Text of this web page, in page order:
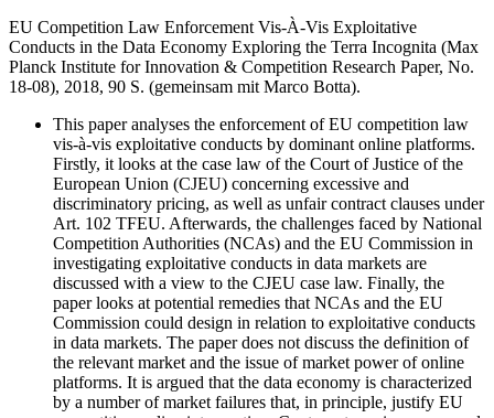
EU Competition Law Enforcement Vis-À-Vis Exploitative
Conducts in the Data Economy Exploring the Terra Incognita (Max
Planck Institute for Innovation & Competition Research Paper, No.
18-08), 2018, 90 S. (gemeinsam mit Marco Botta).
This paper analyses the enforcement of EU competition law
vis-à-vis exploitative conducts by dominant online platforms.
Firstly, it looks at the case law of the Court of Justice of the
European Union (CJEU) concerning excessive and
discriminatory pricing, as well as unfair contract clauses under
Art. 102 TFEU. Afterwards, the challenges faced by National
Competition Authorities (NCAs) and the EU Commission in
investigating exploitative conducts in data markets are
discussed with a view to the CJEU case law. Finally, the
paper looks at potential remedies that NCAs and the EU
Commission could design in relation to exploitative conducts
in data markets. The paper does not discuss the definition of
the relevant market and the issue of market power of online
platforms. It is argued that the data economy is characterized
by a number of market failures that, in principle, justify EU